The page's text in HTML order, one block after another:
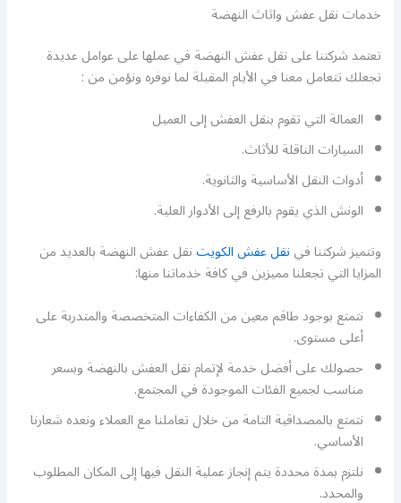
خدمات نقل عفش واثاث النهضة
تعتمد شركتنا على نقل عفش النهضة في عملها على عوامل عديدة
تجعلك تتعامل معنا في الأيام المقبلة لما نوفره ونؤمن من :
العمالة التي تقوم بنقل العفش إلى العميل
السيارات الناقلة للأثاث.
أدوات النقل الأساسية والثانوية.
الونش الذي يقوم بالرفع إلى الأدوار العلية.
وتتميز شركتنا فينقل عفش الكويتنقل عفش النهضة بالعديد من
المزايا التي تجعلنا مميزين في كافة خدماتنا منها:
نتمتع بوجود طاقم معين من الكفاءات المتخصصة والمتدربة على
أعلى مستوى.
حصولك على أفضل خدمة لإتمام نقل العفش بالنهضة وبسعر
مناسب لجميع الفئات الموجودة في المجتمع.
نتمتع بالمصداقية التامة من خلال تعاملنا مع العملاء ونعده شعارنا
الأساسي.
نلتزم بمدة محددة يتم إنجاز عملية النقل فيها إلى المكان المطلوب
والمحدد.